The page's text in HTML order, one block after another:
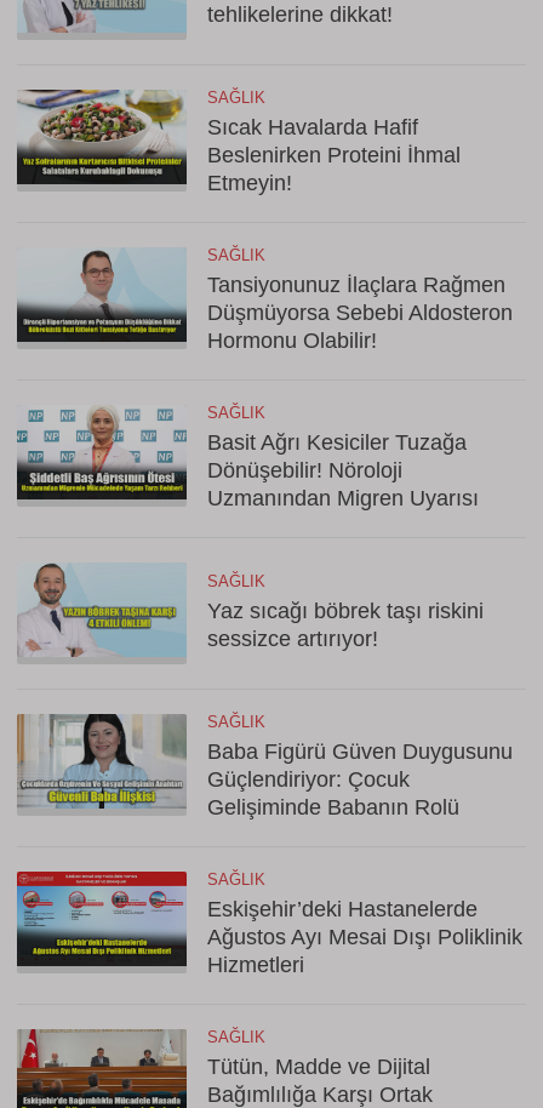
tehlikelerine dikkat!
SAĞLIK
Sıcak Havalarda Hafif
Beslenirken Proteini İhmal
Etmeyin!
SAĞLIK
Tansiyonunuz İlaçlara Rağmen
Düşmüyorsa Sebebi Aldosteron
Hormonu Olabilir!
SAĞLIK
Basit Ağrı Kesiciler Tuzağa
Dönüşebilir! Nöroloji
Uzmanından Migren Uyarısı
SAĞLIK
Yaz sıcağı böbrek taşı riskini
sessizce artırıyor!
SAĞLIK
Baba Figürü Güven Duygusunu
Güçlendiriyor: Çocuk
Gelişiminde Babanın Rolü
SAĞLIK
Eskişehir’deki Hastanelerde
Ağustos Ayı Mesai Dışı Poliklinik
Hizmetleri
SAĞLIK
Tütün, Madde ve Dijital
Bağımlılığa Karşı Ortak